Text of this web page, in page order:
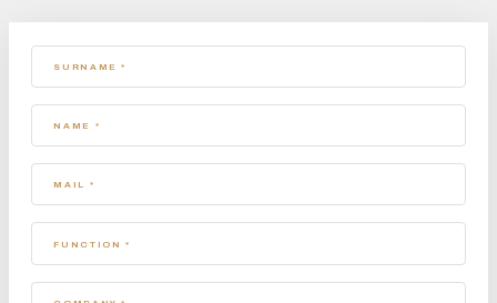
SURNAME *
NAME *
MAIL *
FUNCTION *